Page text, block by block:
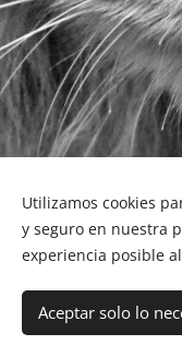
Utilizamos cookies
y seguro en nuestra
experiencia posible
Aceptar solo lo